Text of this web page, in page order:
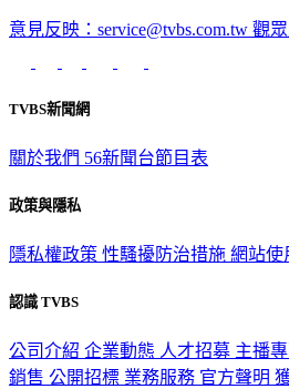
意見反映：service@tvbs.com.tw 觀
TVBS新聞網
關於我們 56新聞台節目表
政策與隱私
隱私權政策 性騷擾防治措施 網站使
認識 TVBS
公司介紹 企業動態 人才招募 主播
銷售 公開招標 業務服務 官方聲明